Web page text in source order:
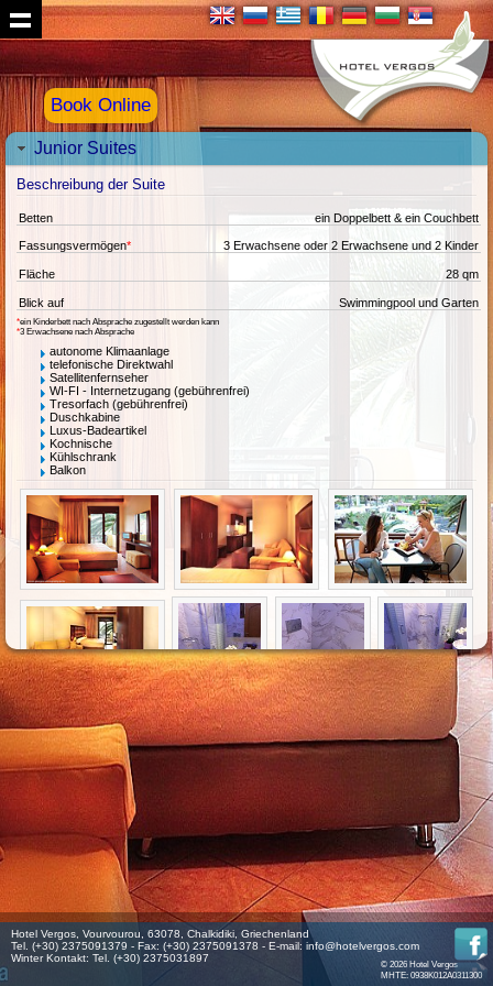
Book Online
Junior Suites
Beschreibung der Suite
Betten ein Doppelbett & ein Couchbett
Fassungsvermögen* 3 Erwachsene oder 2 Erwachsene und 2 Kinder
Fläche 28 qm
Blick auf Swimmingpool und Garten
*ein Kinderbett nach Absprache zugestellt werden kann
*3 Erwachsene nach Absprache
autonome Klimaanlage
telefonische Direktwahl
Satellitenfernseher
WI-FI - Internetzugang (gebührenfrei)
Tresorfach (gebührenfrei)
Duschkabine
Luxus-Badeartikel
Kochnische
Kühlschrank
Balkon
Hotel Vergos, Vourvourou, 63078, Chalkidiki, Griechenland
Tel. (+30) 2375091379 - Fax: (+30) 2375091378 - E-mail: info@hotelvergos.com
Winter Kontakt: Tel. (+30) 2375031897
© 2026 Hotel Vergos
MHTE: 0938K012A0311300